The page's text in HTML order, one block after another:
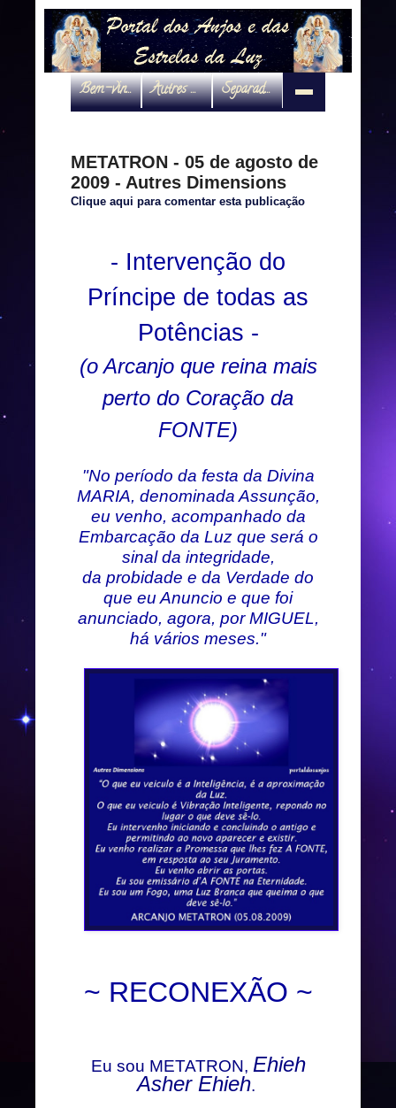
Bem-vindo Autres Dimensions Separadas por interveniente
METATRON - 05 de agosto de
2009 - Autres Dimensions
Clique aqui para comentar esta publicação
- Intervenção do
Príncipe de todas as
Potências -
(o Arcanjo que reina mais
perto do Coração da
FONTE)
"No período da festa da Divina
MARIA, denominada Assunção,
eu venho, acompanhado da
Embarcação da Luz que será o
sinal da integridade,
da probidade e da Verdade do
que eu Anuncio e que foi
anunciado, agora, por MIGUEL,
há vários meses."
~ RECONEXÃO ~
Eu sou METATRON, Ehieh
Asher Ehieh.